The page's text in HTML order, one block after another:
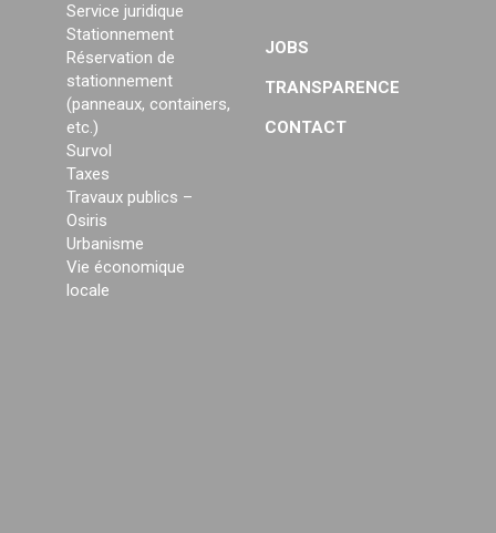
Service juridique
Stationnement
Réservation de
stationnement
(panneaux, containers,
etc.)
Survol
Taxes
Travaux publics –
Osiris
Urbanisme
Vie économique
locale
JOBS
TRANSPARENCE
CONTACT